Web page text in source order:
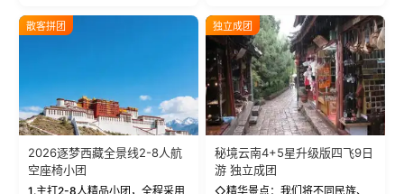
反根本不是事儿 ！ 【无人机航
拍】-雪山/圣湖/...
城堡寺院于一体的宏伟建筑，是
西藏最完整的古代...
散客拼团
2026逐梦西藏全景线2-8人航
空座椅小团
1.主打2-8人精品小团，全程采用
独立成团
秘境云南4+5星升级版四飞9日
游 独立成团
◇精华景点：我们将不同民族、